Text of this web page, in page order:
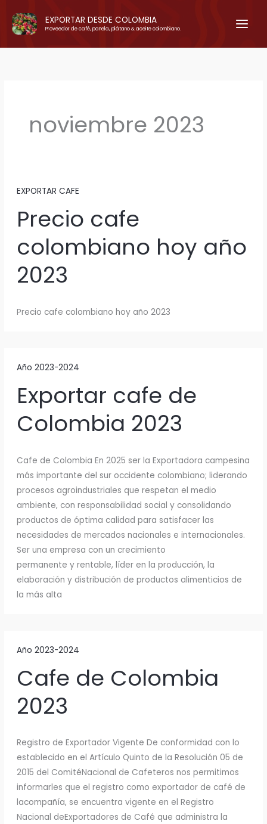
contenido
EXPORTAR DESDE COLOMBIA
Proveedor de café, panela, plátano & aceite colombiano.
noviembre 2023
EXPORTAR CAFE
Precio cafe
colombiano hoy año
2023
Precio cafe colombiano hoy año 2023
Año 2023-2024
Exportar cafe de
Colombia 2023
Cafe de Colombia En 2025 ser la Exportadora campesina
más importante del sur occidente colombiano; liderando
procesos agroindustriales que respetan el medio
ambiente, con responsabilidad social y consolidando
productos de óptima calidad para satisfacer las
necesidades de mercados nacionales e internacionales.
Ser una empresa con un crecimiento
permanente y rentable, líder en la producción, la
elaboración y distribución de productos alimenticios de
la más alta
Año 2023-2024
Cafe de Colombia
2023
Registro de Exportador Vigente De conformidad con lo
establecido en el Artículo Quinto de la Resolución 05 de
2015 del ComitéNacional de Cafeteros nos permitimos
informarles que el registro como exportador de café de
lacompañía, se encuentra vigente en el Registro
Nacional deExportadores de Café que administra la